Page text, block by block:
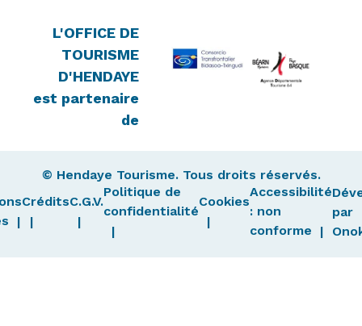
L'OFFICE DE
TOURISME
D'HENDAYE
est partenaire
de
© Hendaye Tourisme. Tous droits réservés.
CréditsC.G.V.
Politique de
confidentialité
Cookies
Accessibilité
: non
conforme
par